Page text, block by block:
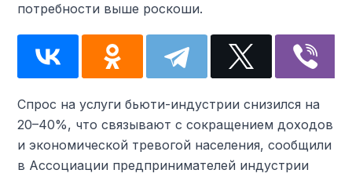
потребности выше роскоши.
Спрос на услуги бьюти-индустрии снизился на
20–40%, что связывают с сокращением доходов
и экономической тревогой населения, сообщили
в Ассоциации предпринимателей индустрии